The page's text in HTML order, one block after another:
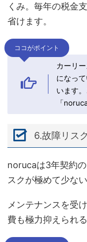
くみ。毎年の税金
省けます。
ココがポイント
カーリ
になっ
います
「
6.故障リス
norucaは3年契約
スクが極めて少ない
メンテナンスを受
費も極力抑えられる